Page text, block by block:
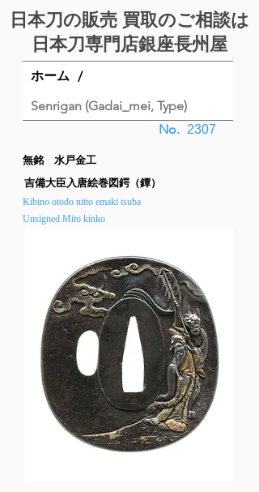
日本刀の販売 買取のご相談は
日本刀専門店銀座⻑州屋
ホーム /
Senrigan (Gadai_mei, Type)
No. 2307
無銘 水戸金工
吉備大臣入唐絵巻図鍔（鐔）
Kibino otodo nitto emaki tsuba
Unsigned Mito kinko